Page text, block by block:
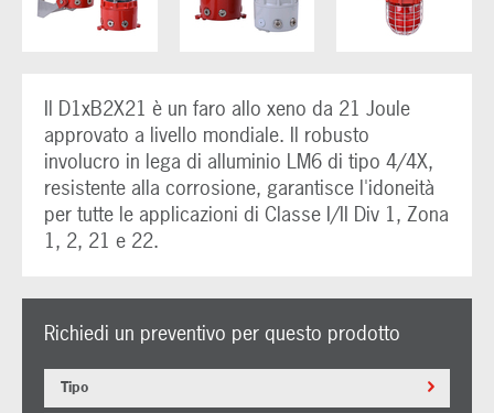
Il D1xB2X21 è un faro allo xeno da 21 Joule
approvato a livello mondiale. Il robusto
involucro in lega di alluminio LM6 di tipo 4/4X,
resistente alla corrosione, garantisce l'idoneità
per tutte le applicazioni di Classe I/II Div 1, Zona
1, 2, 21 e 22.
Richiedi un preventivo per questo prodotto
Tipo